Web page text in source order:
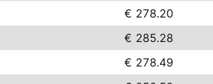
€ 278.20
€ 285.28
€ 278.49